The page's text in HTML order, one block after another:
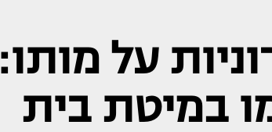
על מותו:
במיטת בית